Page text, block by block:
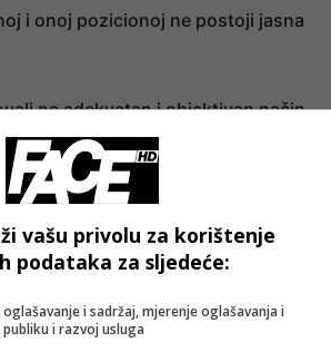
i onoj pozicionoj ne postoji jasna
na adekvatan i objektivan način,
je vremenom poprimio obrise
koje mi svi dobro znamo i koji
više se radi, u 90 posto slučaja, o
i preuzimanje vlasti u Pazaru. Borba
list koji treba da prikrije ove
vlastite podrške kriju iza
vašu privolu za korištenje
podataka za sljedeće:
i sadržaj, mjerenje oglašavanja i
i razvoj usluga